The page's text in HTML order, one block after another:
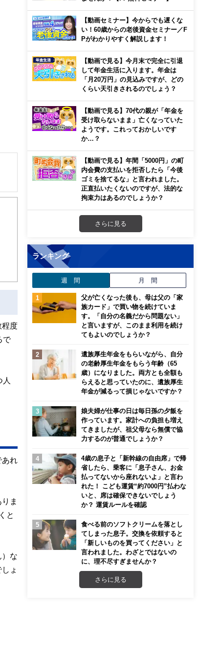
き
程度
で
れ
ま
と
）な
ょ
【動画セミナー】今からでも遅くな
い！60歳からの老後資金セミナー／F
Pがわかりやすく解説します！
【動画で見る】今月末で完全に引退
して年金生活に入ります。年金は
「月20万円」の見込みですが、どの
くらい天引きされるのでしょう？
【動画で見る】70代の親が「年金を
受け取らないまま」亡くなっていた
ようです。これっておかしいです
か…？
【動画で見る】年間「5000円」の町
内会費の支払いを拒否したら「今後
ゴミを捨てるな」と言われました。
正直払いたくないのですが、法的な
拘束力はあるのでしょうか？
さらに見る
ランキング
週 間 月 間
父が亡くなった後も、母は父の「家
族カード」で買い物を続けていま
す。「自分の名義だから問題ない」
と言いますが、このまま利用を続け
てもよいのでしょうか？
遺族厚生年金をもらいながら、自分
の老齢厚生年金をもらう年齢（65
歳）になりました。両方とも全額も
らえると思っていたのに、遺族厚生
年金が減るって損じゃないですか？
娘夫婦が仕事の日は毎日孫の夕飯を
作っています。家計への負担も増え
てきましたが、祖父母なら無償で協
力するのが普通でしょうか？
4歳の息子と「新幹線の自由席」で帰
省したら、乗客に「息子さん、お金
払ってないから座れないよ」と言わ
れた！ こども運賃“約7000円”払わな
いと、席は確保できないでしょう
か？ 運賃ルールを確認
食べる前のソフトクリームを落とし
てしまった息子。交換を依頼すると
「新しいものを買ってください」と
言われました。わざとではないの
に、理不尽すぎませんか？
さらに見る